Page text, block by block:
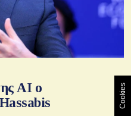
AI ο
Cookies